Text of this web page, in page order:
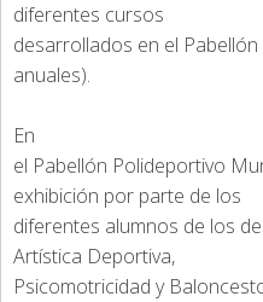
diferentes cursos
desarrollados en el
anuales).
En
el Pabellón Polideportivo
exhibición por parte de los
diferentes alumnos de los
Artística Deportiva,
Psicomotricidad y